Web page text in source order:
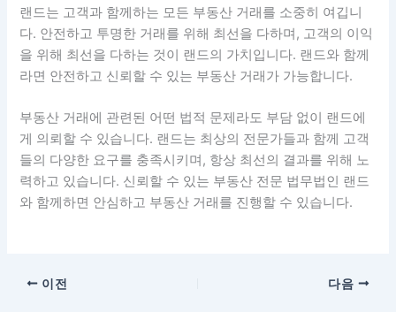
랜드는 고객과 함께하는 모든 부동산 거래를 소중히 여깁니
다. 안전하고 투명한 거래를 위해 최선을 다하며, 고객의 이익
을 위해 최선을 다하는 것이 랜드의 가치입니다. 랜드와 함께
라면 안전하고 신뢰할 수 있는 부동산 거래가 가능합니다.
부동산 거래에 관련된 어떤 법적 문제라도 부담 없이 랜드에
게 의뢰할 수 있습니다. 랜드는 최상의 전문가들과 함께 고객
들의 다양한 요구를 충족시키며, 항상 최선의 결과를 위해 노
력하고 있습니다. 신뢰할 수 있는 부동산 전문 법무법인 랜드
와 함께하면 안심하고 부동산 거래를 진행할 수 있습니다.
이전 다음